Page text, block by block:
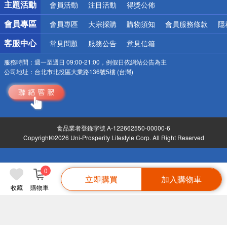
收藏 購物車
0
立即購買 加入購物車
主題活動 會員活動 注目活動 得獎公佈
會員專區 會員專區 大宗採購 購物須知 會員服務條款 隱
客服中心 常見問題 服務公告 意見信箱
服務時間： 週一至週日 09:00-21:00，例假日依網站公告為主
公司地址： 台北市北投區大業路136號5樓 (台灣)
食品業者登錄字號 A-122662550-00000-6
Copyright©2026 Uni-Prosperity Lifestyle Corp. All Right Reserved